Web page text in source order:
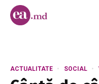
ACTUALITATE SOCIAL